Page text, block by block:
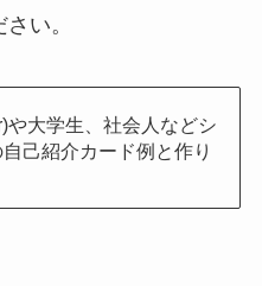
い。
や大学生、社会人などシ
己紹介カード例と作り